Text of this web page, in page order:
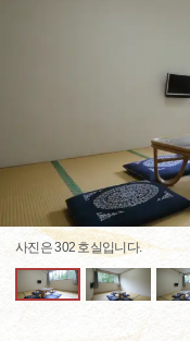
사진은 302 호실입니다.